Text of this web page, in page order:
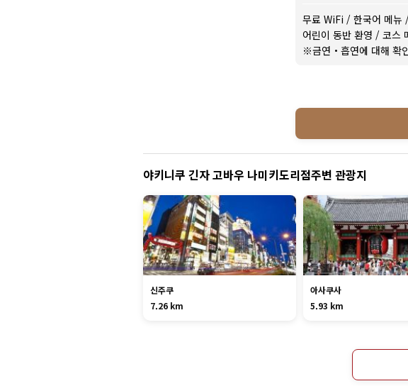
무료 WiFi / 한국어 메뉴 /
어린이 동반 환영 / 코스
※금연・흡연에 대해 확
야키니쿠 긴자 고바우 나미키도리점주변 관광지
신주쿠
7.26 km
아사쿠사
5.93 km